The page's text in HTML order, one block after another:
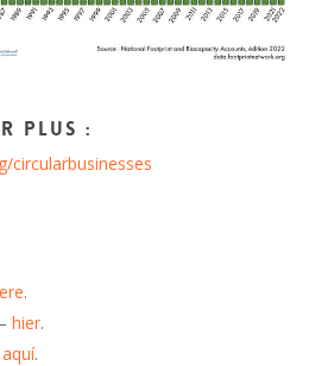
plus :
circularbusinesses
.
hier.
aquí.